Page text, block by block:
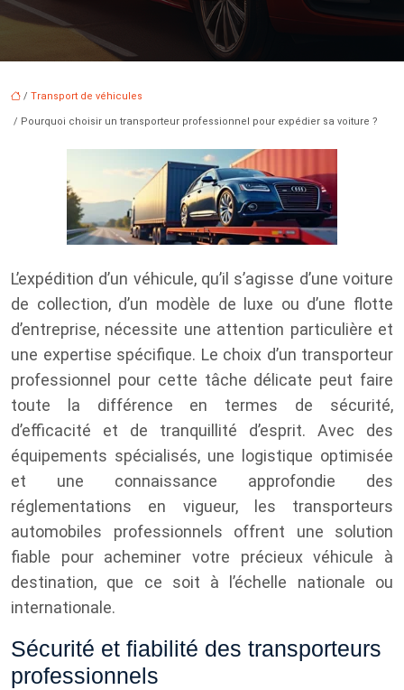
/ Transport de véhicules
/ Pourquoi choisir un transporteur professionnel pour expédier sa voiture ?
L’expédition d’un véhicule, qu’il s’agisse d’une voiture
de collection, d’un modèle de luxe ou d’une flotte
d’entreprise, nécessite une attention particulière et
une expertise spécifique. Le choix d’un transporteur
professionnel pour cette tâche délicate peut faire
toute la différence en termes de sécurité,
d’efficacité et de tranquillité d’esprit. Avec des
équipements spécialisés, une logistique optimisée
et une connaissance approfondie des
réglementations en vigueur, les transporteurs
automobiles professionnels offrent une solution
fiable pour acheminer votre précieux véhicule à
destination, que ce soit à l’échelle nationale ou
internationale.
Sécurité et fiabilité des transporteurs
professionnels